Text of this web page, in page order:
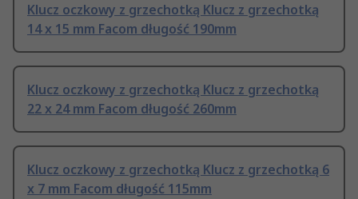
Klucz oczkowy z grzechotką Klucz z grzechotką
14 x 15 mm Facom długość 190mm
Klucz oczkowy z grzechotką Klucz z grzechotką
22 x 24 mm Facom długość 260mm
Klucz oczkowy z grzechotką Klucz z grzechotką 6
x 7 mm Facom długość 115mm